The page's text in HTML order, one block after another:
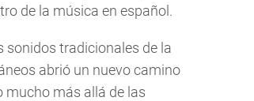
de la música en español.
sonidos tradicionales de la
abrió un nuevo camino
mucho más allá de las